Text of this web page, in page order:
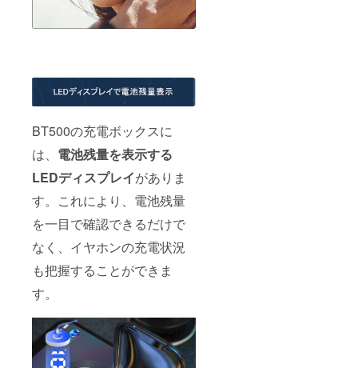
BT500の充電ボックスに
は、 電池残量を表示する
LEDディスプレイがありま
す。これにより、電池残量
を一目で確認できるだけで
なく、イヤホンの充電状況
も把握することができま
す。